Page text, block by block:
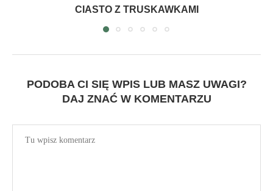
CIASTO Z TRUSKAWKAMI
PODOBA CI SIĘ WPIS LUB MASZ UWAGI?
DAJ ZNAĆ W KOMENTARZU